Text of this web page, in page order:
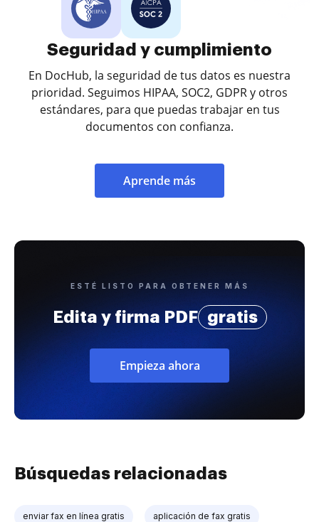
Seguridad y cumplimiento
En DocHub, la seguridad de tus datos es nuestra
prioridad. Seguimos HIPAA, SOC2, GDPR y otros
estándares, para que puedas trabajar en tus
documentos con confianza.
Aprende más
ESTÉ LISTO PARA OBTENER MÁS
Edita y firma PDF gratis
Empieza ahora
Búsquedas relacionadas
enviar fax en línea gratis aplicación de fax gratis